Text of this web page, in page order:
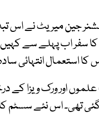
جین میریٹ نے اس
کا سفر اب پہلے سے
استعمال انتہائی
علموں اور ورک ویزا
تھی۔ اس نئے سسٹم